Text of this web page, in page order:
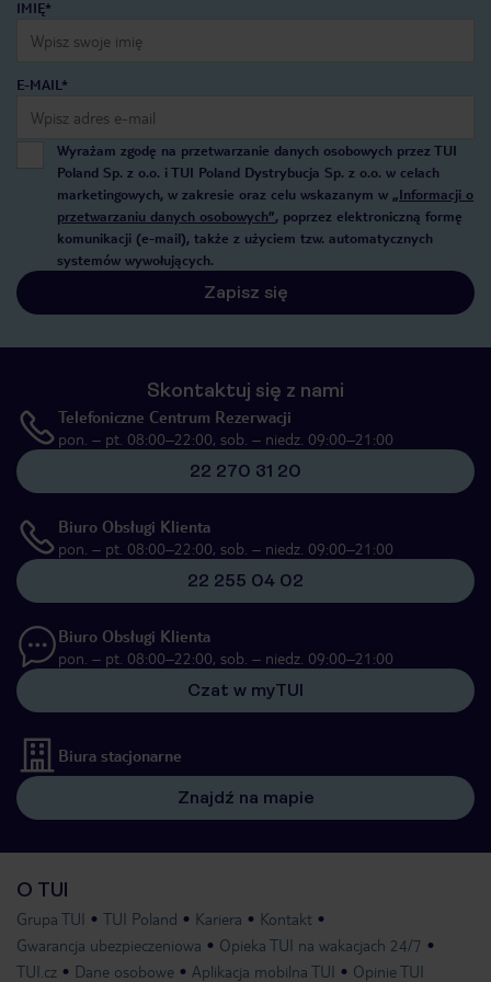
IMIĘ*
E-MAIL*
Wyrażam zgodę na przetwarzanie danych osobowych przez TUI
Poland Sp. z o.o. i TUI Poland Dystrybucja Sp. z o.o. w celach
marketingowych, w zakresie oraz celu wskazanym w „Informacji o
przetwarzaniu danych osobowych”, poprzez elektroniczną formę
komunikacji (e-mail), także z użyciem tzw. automatycznych
systemów wywołujących.
Zapisz się
Skontaktuj się z nami
Telefoniczne Centrum Rezerwacji
pon. – pt. 08:00–22:00, sob. – niedz. 09:00–21:00
22 270 31 20
Biuro Obsługi Klienta
pon. – pt. 08:00–22:00, sob. – niedz. 09:00–21:00
22 255 04 02
Biuro Obsługi Klienta
pon. – pt. 08:00–22:00, sob. – niedz. 09:00–21:00
Czat w myTUI
Biura stacjonarne
Znajdź na mapie
O TUI
Grupa TUI TUI Poland Kariera
Kontakt
Gwarancja ubezpieczeniowa
Opieka TUI na wakacjach 24/7
TUI.cz
Dane osobowe Aplikacja mobilna TUI Opinie TUI